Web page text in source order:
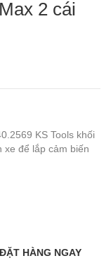
2 cái
KS Tools khối
xe để lắp cảm biến